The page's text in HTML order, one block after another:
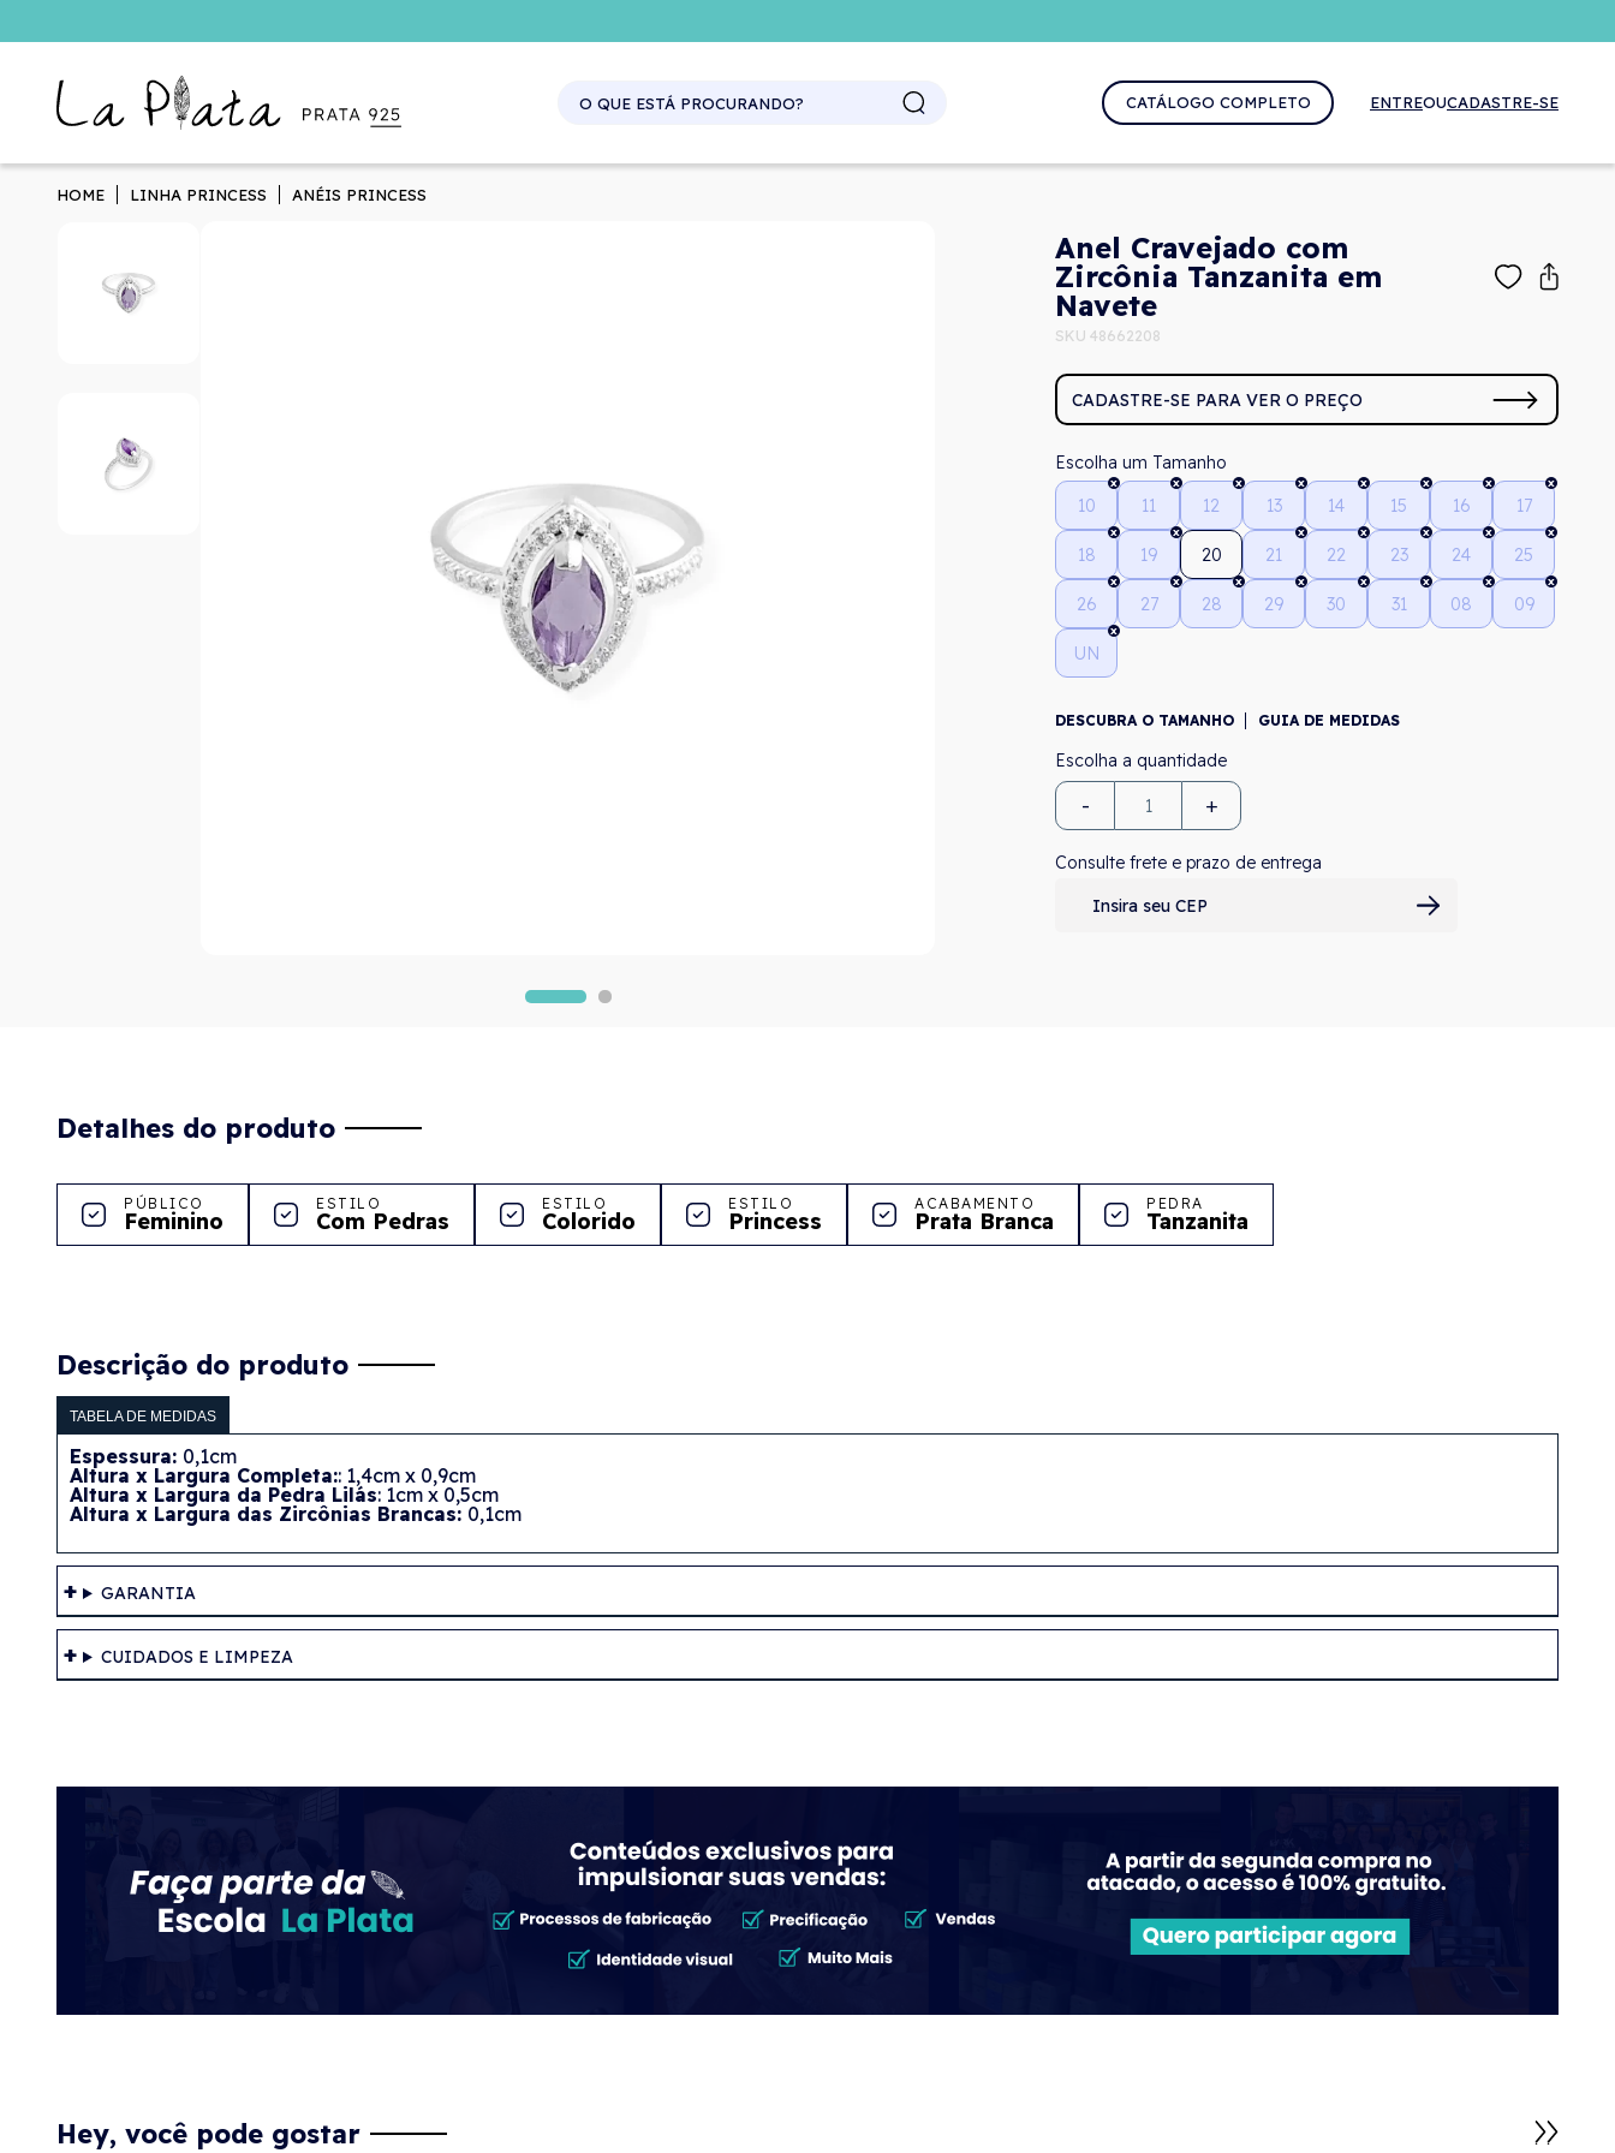
CATÁLOGO COMPLETO ENTREOUCADASTRE-SE
HOME LINHA PRINCESS ANÉIS PRINCESS
Anel Cravejado com
Zircônia Tanzanita em
Navete
SKU 48662208
CADASTRE-SE PARA VER O PREÇO
Tamanho
10
11 12 13 14 15 16 17
18 19 20 21 22 23 24 25
26 27 28 29 30 31 08 09
UN
DESCUBRA O TAMANHO GUIA DE MEDIDAS
- +
Consulte frete e prazo de entrega
Detalhes do produto
PÚBLICO
Feminino
ESTILO
Com Pedras
ESTILO
Colorido
ESTILO
Princess
ACABAMENTO
Prata Branca
PEDRA
Tanzanita
Descrição do produto
TABELA DE MEDIDAS
Espessura: 0,1cm
Altura x Largura Completa:: 1,4cm x 0,9cm
Altura x Largura da Pedra Lilás: 1cm x 0,5cm
Altura x Largura das Zircônias Brancas: 0,1cm
GARANTIA
CUIDADOS E LIMPEZA
Hey, você pode gostar